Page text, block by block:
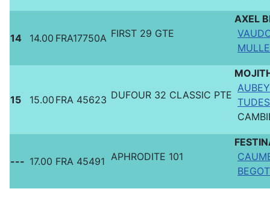
14 14.00 FRA17750A FIRST 29 GTE
AXEL
15 15.00 FRA 45623 DUFOUR 32 CLASSIC PTE
--- 17.00 FRA 45491 APHRODITE 101